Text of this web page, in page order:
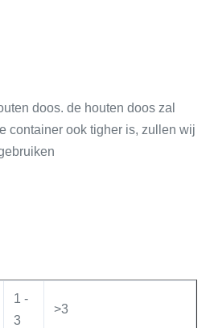
doos. de houten doos zal
container ook tigher is, zullen wij
1 -
3
>3